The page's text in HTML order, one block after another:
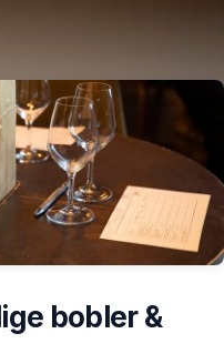
bobler &